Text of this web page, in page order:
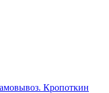
Кропоткин